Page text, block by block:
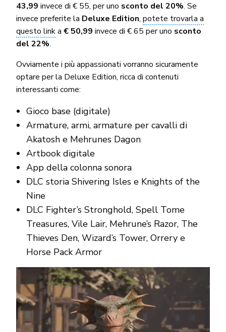
43,99 invece di € 55, per uno sconto del 20%. Se
invece preferite la Deluxe Edition,potete trovarla a
questo linka€ 50,99 invece di € 65 per uno sconto
del 22%.
Ovviamente i più appassionati vorranno sicuramente
optare per la Deluxe Edition, ricca di contenuti
interessanti come:
Gioco base (digitale)
Armature, armi, armature per cavalli di
Akatosh e Mehrunes Dagon
Artbook digitale
App della colonna sonora
DLC storia Shivering Isles e Knights of the
Nine
DLC Fighter’s Stronghold, Spell Tome
Treasures, Vile Lair, Mehrune’s Razor, The
Thieves Den, Wizard’s Tower, Orrery e
Horse Pack Armor